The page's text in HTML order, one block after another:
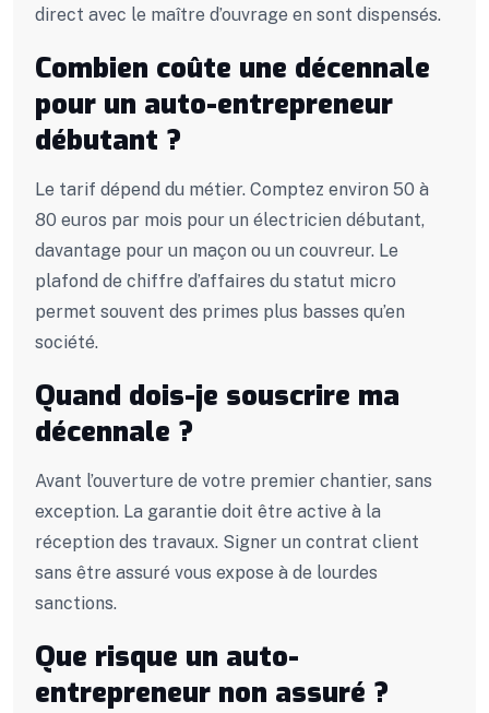
direct avec le maître d’ouvrage en sont dispensés.
Combien coûte une décennale
pour un auto-entrepreneur
débutant ?
Le tarif dépend du métier. Comptez environ 50 à
80 euros par mois pour un électricien débutant,
davantage pour un maçon ou un couvreur. Le
plafond de chiffre d’affaires du statut micro
permet souvent des primes plus basses qu’en
société.
Quand dois-je souscrire ma
décennale ?
Avant l’ouverture de votre premier chantier, sans
exception. La garantie doit être active à la
réception des travaux. Signer un contrat client
sans être assuré vous expose à de lourdes
sanctions.
Que risque un auto-
entrepreneur non assuré ?